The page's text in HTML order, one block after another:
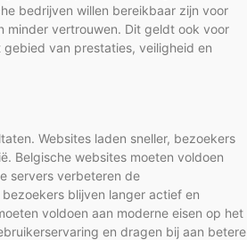
bedrijven willen bereikbaar zijn voor
minder vertrouwen. Dit geldt ook voor
van prestaties, veiligheid en
Websites laden sneller, bezoekers
Belgische websites moeten voldoen
servers verbeteren de
blijven langer actief en
voldoen aan moderne eisen op het
en dragen bij aan betere